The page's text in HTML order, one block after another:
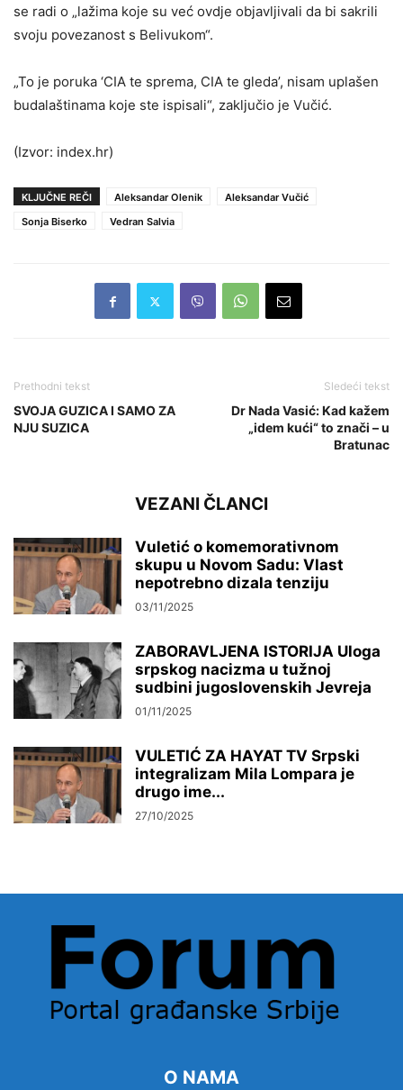
se radi o „lažima koje su već ovdje objavljivali da bi sakrili
svoju povezanost s Belivukom“.
„To je poruka ‘CIA te sprema, CIA te gleda’, nisam uplašen
budalaštinama koje ste ispisali“, zaključio je Vučić.
(Izvor: index.hr)
KLJUČNE REČI Aleksandar Olenik
Aleksandar Vučić
Sonja Biserko
Vedran Salvia
Prethodni tekst
SVOJA GUZICA I SAMO ZA
NJU SUZICA
Sledeći tekst
Dr Nada Vasić: Kad kažem
„idem kući“ to znači – u
Bratunac
VEZANI ČLANCI
Vuletić o komemorativnom
skupu u Novom Sadu: Vlast
nepotrebno dizala tenziju
03/11/2025
ZABORAVLJENA ISTORIJA Uloga
srpskog nacizma u tužnoj
sudbini jugoslovenskih Jevreja
01/11/2025
VULETIĆ ZA HAYAT TV Srpski
integralizam Mila Lompara je
drugo ime...
27/10/2025
O NAMA